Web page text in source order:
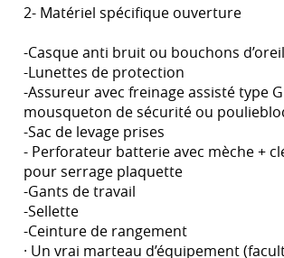
2- Matériel spécifique ouverture
-Casque anti bruit ou bouchons
-Lunettes de protection
-Assureur avec freinage assisté type
mousqueton de sécurité ou
-Sac de levage prises
- Perforateur batterie avec mèche +
pour serrage plaquette
-Gants de travail
-Sellette
-Ceinture de rangement
· Un vrai marteau d’équipement